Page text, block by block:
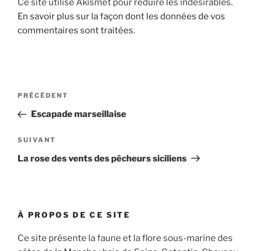
Ce site utilise Akismet pour réduire les indésirables.
En savoir plus sur la façon dont les données de vos
commentaires sont traitées.
Navigation
l’article
Article
précédent
PRÉCÉDENT
Escapade marseillaise
Article
suivant
SUIVANT
La rose des vents des pêcheurs siciliens
À PROPOS DE CE SITE
Ce site présente la faune et la flore sous-marine des